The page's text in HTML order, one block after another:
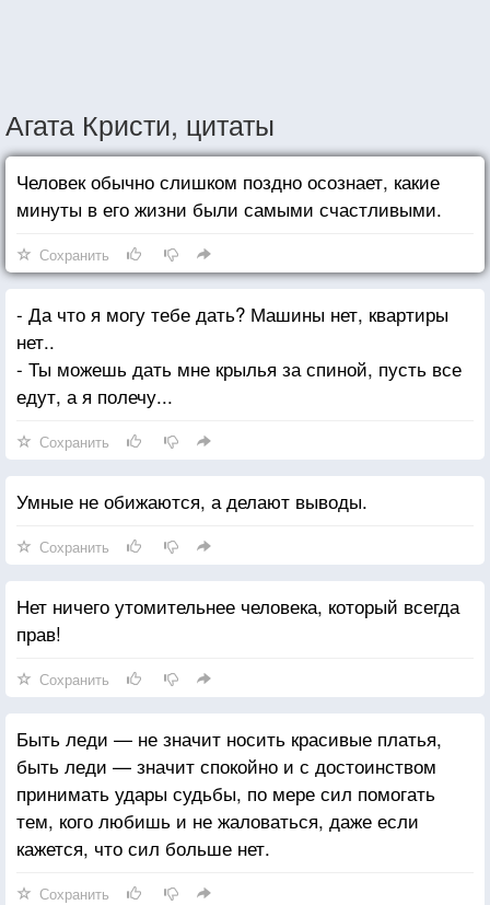
Агата Кристи, цитаты
Человек обычно слишком поздно осознает, какие
минуты в его жизни были самыми счастливыми.
Сохранить
- Да что я могу тебе дать? Машины нет, квартиры
нет..
- Ты можешь дать мне крылья за спиной, пусть все
едут, а я полечу...
Сохранить
Умные не обижаются, а делают выводы.
Сохранить
Нет ничего утомительнее человека, который всегда
прав!
Сохранить
Быть леди — не значит носить красивые платья,
быть леди — значит спокойно и с достоинством
принимать удары судьбы, по мере сил помогать
тем, кого любишь и не жаловаться, даже если
кажется, что сил больше нет.
Сохранить